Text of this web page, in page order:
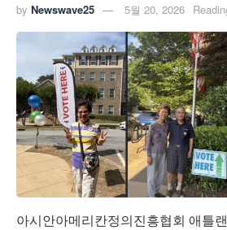
by Newswave25 5월 20, 2026
아시안아메리칸정의진흥협회 애틀